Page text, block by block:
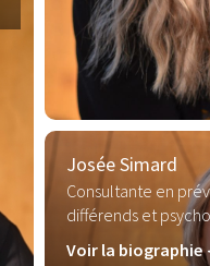
Josée Simard
Consultante en
différends et
Voir la biographie